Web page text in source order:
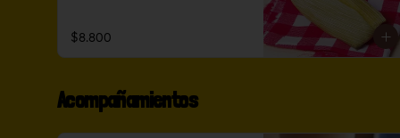
$8.800
Acompañamientos